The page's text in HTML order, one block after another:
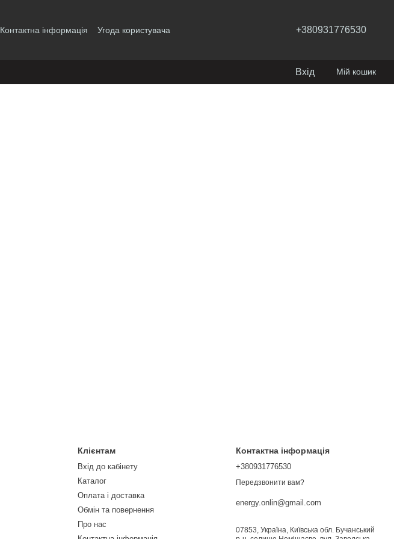
Контактна інформація Угода користувача +380931776530
Вхід Мій кошик
Клієнтам
Вхід до кабінету
Каталог
Оплата і доставка
Обмін та повернення
Про нас
Контактна інформація
+380931776530
Передзвонити вам?
energy.onlin@gmail.com
07853, Україна, Київська обл. Бучанський